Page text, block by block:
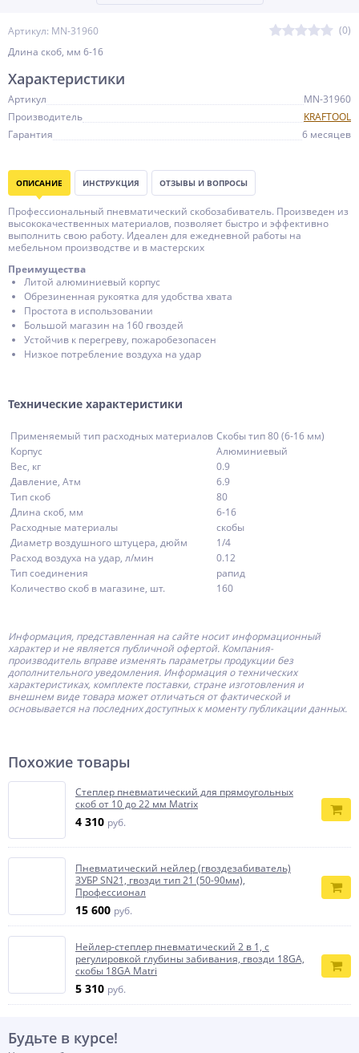
Артикул: MN-31960
(0)
Длина скоб, мм 6-16
Характеристики
Артикул
MN-31960
Производитель
KRAFTOOL
Гарантия
6 месяцев
ОПИСАНИЕ ИНСТРУКЦИЯ ОТЗЫВЫ И ВОПРОСЫ
Профессиональный пневматический скобозабиватель. Произведен из
высококачественных материалов, позволяет быстро и эффективно
выполнить свою работу. Идеален для ежедневной работы на
мебельном производстве и в мастерских
Преимущества
Литой алюминиевый корпус
Обрезиненная рукоятка для удобства хвата
Простота в использовании
Большой магазин на 160 гвоздей
Устойчив к перегреву, пожаробезопасен
Низкое потребление воздуха на удар
Технические характеристики
Применяемый тип расходных материалов Ско­бы тип 80 (6-16 мм)
Корпус
Алю­ми­ни­е­вый
Вес, кг
0.9
Давление, Атм
6.9
Тип скоб
80
Длина скоб, мм
6-16
Расходные материалы
ско­бы
Диаметр воздушного штуцера, дюйм
1/4
Расход воздуха на удар, л/мин
0.12
Тип соединения
ра­пид
Количество скоб в магазине, шт.
160
Информация, представленная на сайте носит информационный
характер и не является публичной офертой. Компания-
производитель вправе изменять параметры продукции без
дополнительного уведомления. Информация о технических
характеристиках, комплекте поставки, стране изготовления и
внешнем виде товара может отличаться от фактической и
основывается на последних доступных к моменту публикации данных.
Похожие товары
Степлер пневматический для прямоугольных
скоб от 10 до 22 мм Matrix
4 310 руб.
Пневматический нейлер (гвоздезабиватель)
ЗУБР SN21, гвозди тип 21 (50-90мм),
Профессионал
15 600 руб.
Нейлер-степлер пневматический 2 в 1, с
регулировкой глубины забивания, гвозди 18GA,
скобы 18GA Matri
5 310 руб.
Будьте в курсе!